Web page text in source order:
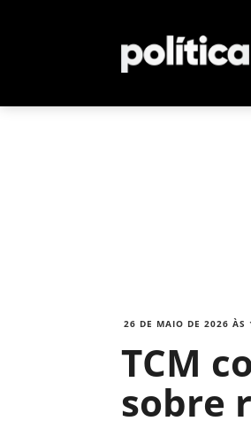
26 DE MAIO DE 2026 ÀS
TCM
sobre